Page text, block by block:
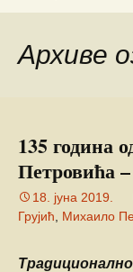
Архиве
135 година
18. јуна 2019.
Грујић
Михаило